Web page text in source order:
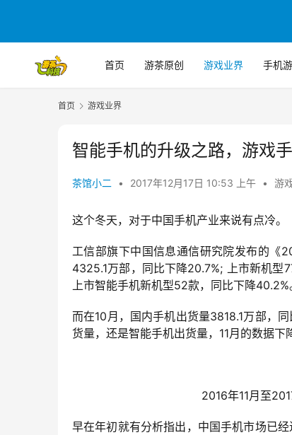
首页 游茶原创 游戏业界 手机
首页 游戏业界
智能手机的升级之路，游戏
茶馆小二 • 2017年12月17日 10:53 上午 • 游
这个冬天，对于中国手机产业来说有点冷。
工信部旗下中国信息通信研究院发布的《
4325.1万部，同比下降20.7%; 上市新机型
上市智能手机新机型52款，同比下降40.2%
而在10月，国内手机出货量3818.1万部，
货量，还是智能手机出货量，11月的数据下
2016年11月至
早在年初就有分析指出，中国手机市场已